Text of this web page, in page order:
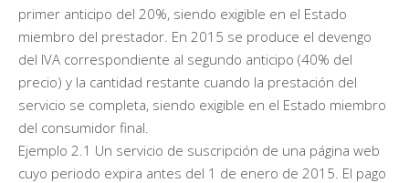
primer anticipo del 20%, siendo exigible en el Estado
miembro del prestador. En 2015 se produce el devengo
del IVA correspondiente al segundo anticipo (40% del
precio) y la cantidad restante cuando la prestación del
servicio se completa, siendo exigible en el Estado miembro
del consumidor final.
Ejemplo 2.1 Un servicio de suscripción de una página web
cuyo periodo expira antes del 1 de enero de 2015. El pago